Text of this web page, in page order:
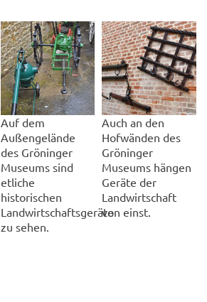
Auf dem
Außengelände
des Gröninger
Museums sind
etliche
historischen
Landwirtschaftsgeräte
zu sehen.
Auch an den
Hofwänden des
Gröninger
Museums hängen
Geräte der
Landwirtschaft
von einst.